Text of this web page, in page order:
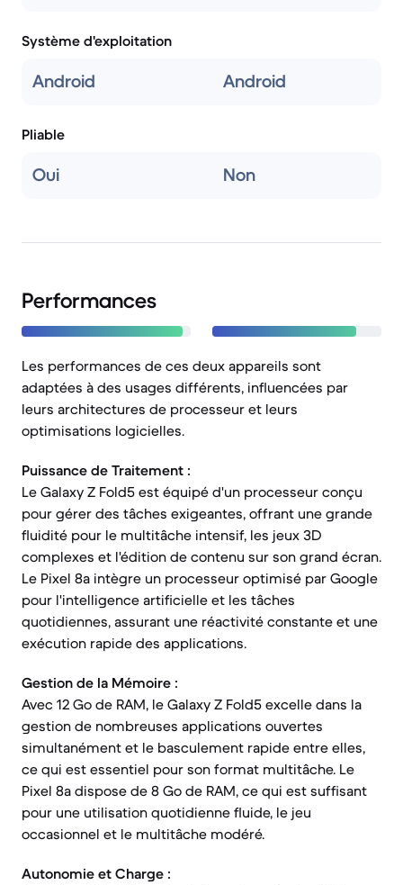
Système d'exploitation
Android Android
Pliable
Oui Non
Performances
Les performances de ces deux appareils sont
adaptées à des usages différents, influencées par
leurs architectures de processeur et leurs
optimisations logicielles.
Puissance de Traitement :
Le Galaxy Z Fold5 est équipé d'un processeur conçu
pour gérer des tâches exigeantes, offrant une grande
fluidité pour le multitâche intensif, les jeux 3D
complexes et l'édition de contenu sur son grand écran.
Le Pixel 8a intègre un processeur optimisé par Google
pour l'intelligence artificielle et les tâches
quotidiennes, assurant une réactivité constante et une
exécution rapide des applications.
Gestion de la Mémoire :
Avec 12 Go de RAM, le Galaxy Z Fold5 excelle dans la
gestion de nombreuses applications ouvertes
simultanément et le basculement rapide entre elles,
ce qui est essentiel pour son format multitâche. Le
Pixel 8a dispose de 8 Go de RAM, ce qui est suffisant
pour une utilisation quotidienne fluide, le jeu
occasionnel et le multitâche modéré.
Autonomie et Charge :